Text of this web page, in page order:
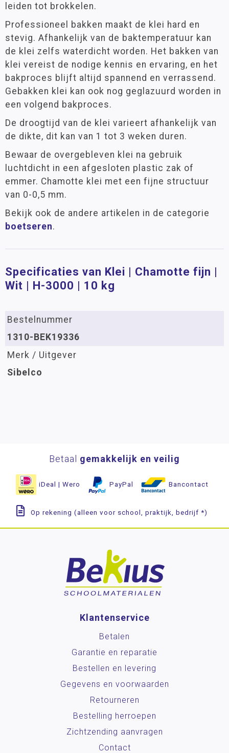
leiden tot brokkelen.
Professioneel bakken maakt de klei hard en
stevig. Afhankelijk van de baktemperatuur kan
de klei zelfs waterdicht worden. Het bakken van
klei vereist de nodige kennis en ervaring, en het
bakproces blijft altijd spannend en verrassend.
Gebakken klei kan ook nog geglazuurd worden in
een volgend bakproces.
De droogtijd van de klei varieert afhankelijk van
de dikte, dit kan van 1 tot 3 weken duren.
Bewaar de overgebleven klei na gebruik
luchtdicht in een afgesloten plastic zak of
emmer. Chamotte klei met een fijne structuur
van 0-0,5 mm.
Bekijk ook de andere artikelen in de categorie
boetseren.
Specificaties van Klei | Chamotte fijn |
Wit | H-3000 | 10 kg
Bestelnummer
1310-BEK19336
Merk / Uitgever
Sibelco
Betaal gemakkelijk en veilig
iDeal | Wero PayPal Bancontact
Op rekening (alleen voor school, praktijk, bedrijf *)
Klantenservice
Betalen
Garantie en reparatie
Bestellen en levering
Gegevens en voorwaarden
Retourneren
Bestelling herroepen
Zichtzending aanvragen
Contact